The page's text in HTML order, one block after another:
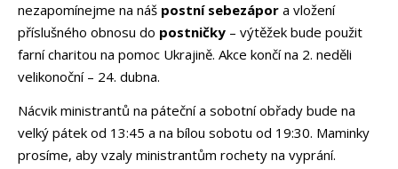
nezapomínejme na náš postní sebezápor a vložení
příslušného obnosu do postničky – výtěžek bude použit
farní charitou na pomoc Ukrajině. Akce končí na 2. neděli
velikonoční – 24. dubna.
Nácvik ministrantů na páteční a sobotní obřady bude na
velký pátek od 13:45 a na bílou sobotu od 19:30. Maminky
prosíme, aby vzaly ministrantům rochety na vyprání.